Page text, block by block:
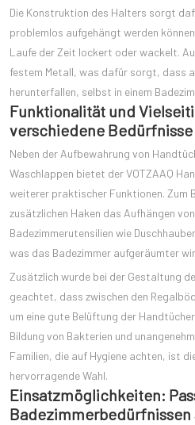
Die Konstruktion des Halters sorgt
problemlos aufgehängt werden
Laufe der Zeit lockert oder wackelt.
festem Metall, was dafür sorgt, dass
herunterfallen, selbst in einem
Funktionalität und
verschiedene Bedürfnisse
Neben der Aufbewahrung von
Waschlappen bietet der VOTZAAQ
weiterer praktischer Funktionen. Zum
zusätzlichen Haken das Aufhängen
Badezimmerutensilien wie
was das Badezimmer aufgeräumter
Zusätzlich wurde bei der Gestaltung
geachtet, dass zwischen den
um eine gute Belüftung der
Bildung von Bakterien und
Familien, die auf Hygiene achten, ist
hervorragende Wahl.
Einsatzmöglichkeiten:
Badezimmerbedürfnissen